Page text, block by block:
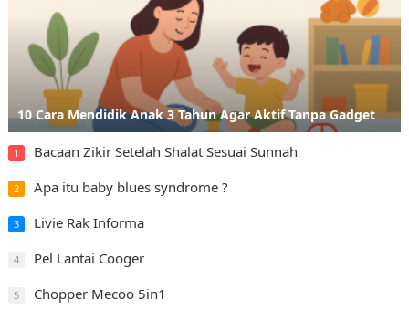
10 Cara Mendidik Anak 3 Tahun Agar Aktif Tanpa Gadget
1 Bacaan Zikir Setelah Shalat Sesuai Sunnah
2 Apa itu baby blues syndrome ?
3 Livie Rak Informa
4 Pel Lantai Cooger
5 Chopper Mecoo 5in1